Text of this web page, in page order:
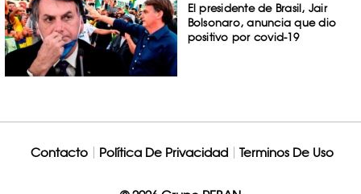
El presidente de Brasil, Jair
Bolsonaro, anuncia que dio
positivo por covid-19
Contacto Política De Privacidad Terminos De Uso